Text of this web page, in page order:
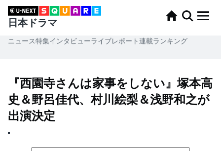
日本ドラマ
ニュース特集インタビューライブレポート連載ランキング
『西園寺さんは家事をしない』塚本高
史＆野呂佳代、村川絵梨＆浅野和之が
出演決定